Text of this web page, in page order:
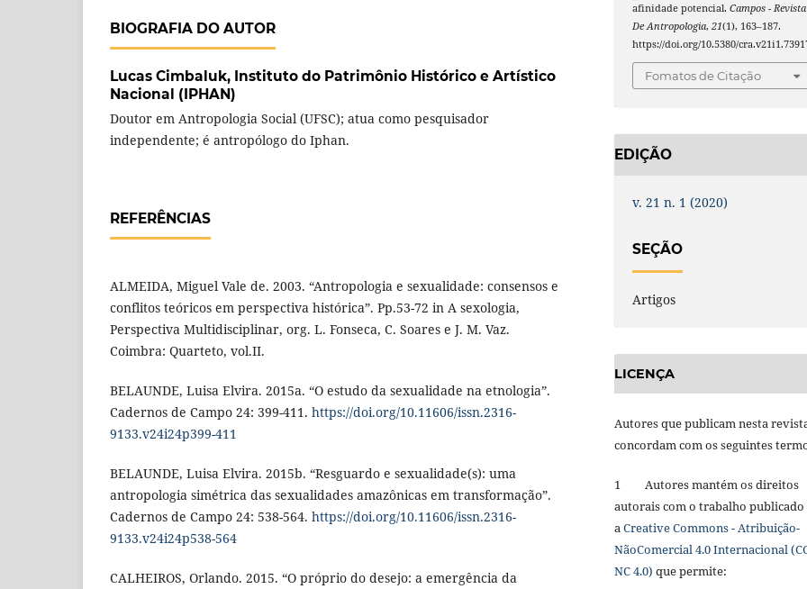
BIOGRAFIA DO AUTOR
Lucas Cimbaluk, Instituto do Patrimônio Histórico e Artístico
Nacional (IPHAN)
Doutor em Antropologia Social (UFSC); atua como pesquisador
independente; é antropólogo do Iphan.
REFERÊNCIAS
ALMEIDA, Miguel Vale de. 2003. “Antropologia e sexualidade: consensos e
conflitos teóricos em perspectiva histórica”. Pp.53-72 in A sexologia,
Perspectiva Multidisciplinar, org. L. Fonseca, C. Soares e J. M. Vaz.
Coimbra: Quarteto, vol.II.
BELAUNDE, Luisa Elvira. 2015a. “O estudo da sexualidade na etnologia”.
Cadernos de Campo 24: 399-411. https://doi.org/10.11606/issn.2316-
9133.v24i24p399-411
BELAUNDE, Luisa Elvira. 2015b. “Resguardo e sexualidade(s): uma
antropologia simétrica das sexualidades amazônicas em transformação”.
Cadernos de Campo 24: 538-564. https://doi.org/10.11606/issn.2316-
9133.v24i24p538-564
CALHEIROS, Orlando. 2015. “O próprio do desejo: a emergência da
afinidade potencial.Campos - Revista
De Antropologia,21(1), 163–187.
https://doi.org/10.5380/
Fomatos de Citação
EDIÇÃO
v. 21 n. 1 (2020)
SEÇÃO
Artigos
LICENÇA
Autores que publicam nesta
concordam com os seguintes
1 Autores mantém os direitos
autorais com o trabalho publicado
a Creative Commons - Atribuição-
NãoComercial 4.0 Internacional
NC 4.0) que permite: